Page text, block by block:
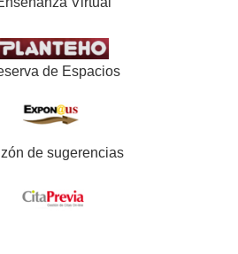
de Espacios
de sugerencias